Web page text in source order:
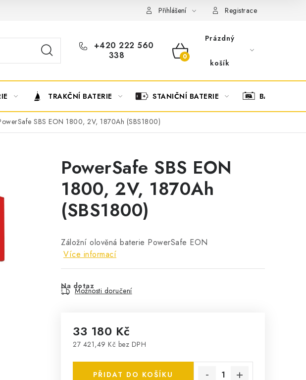
OBCHODNÍ PODMÍNKY OCHRANA OSOBNÍCH ÚDAJŮ
Přihlášení Registrace
+420 222 560
338
NÁKUPNÍ
Prázdný
košík
TRAKČNÍ BATERIE STANIČNÍ BATERIE BATERIOVÉ
SBS EON 1800, 2V, 1870Ah (SBS1800)
PowerSafe SBS EON
1800, 2V, 1870Ah
(SBS1800)
Záložní olověná baterie PowerSafe EON
Více informací
Na dotaz
Možnosti doručení
33 180 Kč
27 421,49 Kč bez DPH
PŘIDAT DO KOŠÍKU